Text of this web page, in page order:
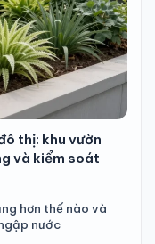
thị: khu vườn
và kiểm soát
hơn thế nào và
nước